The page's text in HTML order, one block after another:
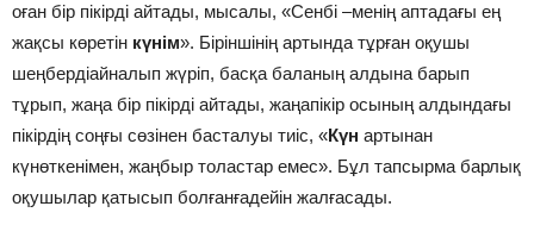
оған бір пікірді айтады, мысалы, «Сенбі –менің аптадағы ең
жақсы көретін күнім». Біріншінің артында тұрған оқушы
шеңбердіайналып жүріп, басқа баланың алдына барып
тұрып, жаңа бір пікірді айтады, жаңапікір осының алдындағы
пікірдің соңғы сөзінен басталуы тиіс, «Күн артынан
күнөткенімен, жаңбыр толастар емес». Бұл тапсырма барлық
оқушылар қатысып болғанғадейін жалғасады.